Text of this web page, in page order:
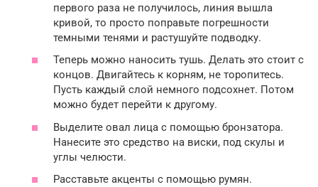
первого раза не получилось, линия вышла
кривой, то просто поправьте погрешности
темными тенями и растушуйте подводку.
Теперь можно наносить тушь. Делать это стоит с
концов. Двигайтесь к корням, не торопитесь.
Пусть каждый слой немного подсохнет. Потом
можно будет перейти к другому.
Выделите овал лица с помощью бронзатора.
Нанесите это средство на виски, под скулы и
углы челюсти.
Расставьте акценты с помощью румян.